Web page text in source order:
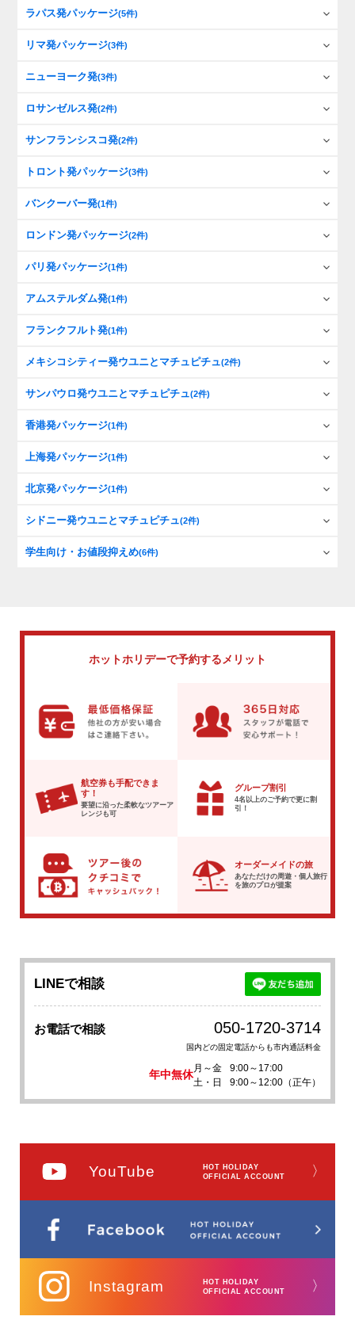
ラパス発パッケージ(5件)
リマ発パッケージ(3件)
ニューヨーク発(3件)
ロサンゼルス発(2件)
サンフランシスコ発(2件)
トロント発パッケージ(3件)
バンクーバー発(1件)
ロンドン発パッケージ(2件)
パリ発パッケージ(1件)
アムステルダム発(1件)
フランクフルト発(1件)
メキシコシティー発ウユニとマチュピチュ(2件)
サンパウロ発ウユニとマチュピチュ(2件)
香港発パッケージ(1件)
上海発パッケージ(1件)
北京発パッケージ(1件)
シドニー発ウユニとマチュピチュ(2件)
学生向け・お値段抑えめ(6件)
ホットホリデーで予約するメリット
航空券も手配できま
す！
要望に沿った柔軟なツアーア
レンジも可
グループ割引
4名以上のご予約で更に割
引！
オーダーメイドの旅
あなただけの周遊・個人旅行
を旅のプロが提案
LINEで相談
お電話で相談 050-1720-3714
国内どの固定電話からも市内通話料金
年中無休
月～金
9:00～17:00
土・日
9:00～12:00（正午）
YouTube
HOT HOLIDAY
OFFICIAL ACCOUNT
〉
Instagram
HOT HOLIDAY
OFFICIAL ACCOUNT
〉